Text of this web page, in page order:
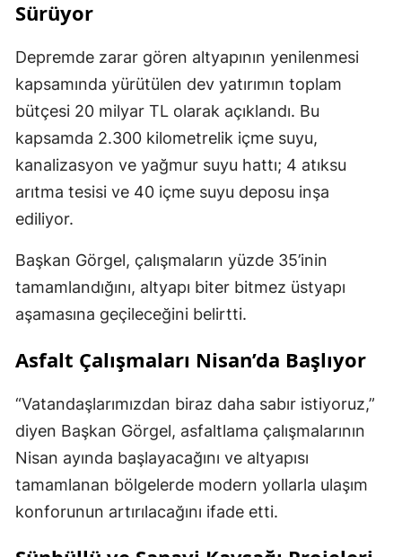
Sürüyor
Depremde zarar gören altyapının yenilenmesi
kapsamında yürütülen dev yatırımın toplam
bütçesi 20 milyar TL olarak açıklandı. Bu
kapsamda 2.300 kilometrelik içme suyu,
kanalizasyon ve yağmur suyu hattı; 4 atıksu
arıtma tesisi ve 40 içme suyu deposu inşa
ediliyor.
Başkan Görgel, çalışmaların yüzde 35’inin
tamamlandığını, altyapı biter bitmez üstyapı
aşamasına geçileceğini belirtti.
Asfalt Çalışmaları Nisan’da Başlıyor
“Vatandaşlarımızdan biraz daha sabır istiyoruz,”
diyen Başkan Görgel, asfaltlama çalışmalarının
Nisan ayında başlayacağını ve altyapısı
tamamlanan bölgelerde modern yollarla ulaşım
konforunun artırılacağını ifade etti.